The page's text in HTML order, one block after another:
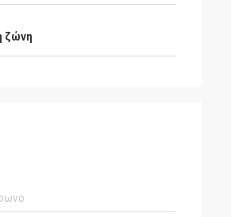
ζώνη